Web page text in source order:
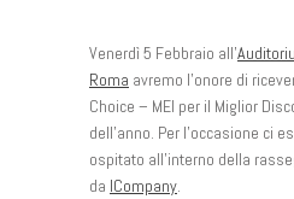
Venerdì 5 Febbraio all’
Roma avremo l’onore di
Choice – MEI per il Miglior
dell’anno. Per l’occasione ci
ospitato all’interno della
da ICompany.